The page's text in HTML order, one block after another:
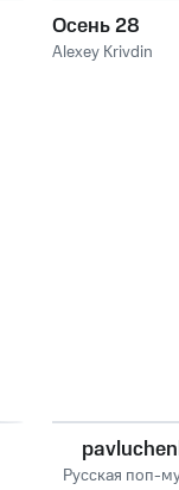
Осень 28
Alexey Krivdin
Русская поп-